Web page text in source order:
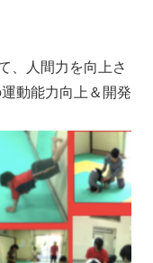
、人間力を向上さ
動能力向上＆開発